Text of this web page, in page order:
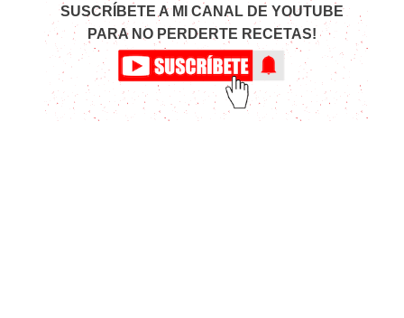
SUSCRÍBETE A MI CANAL DE YOUTUBE
PARA NO PERDERTE RECETAS!